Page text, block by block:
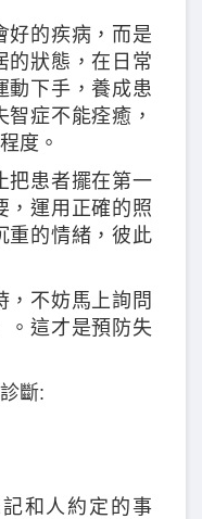
好的疾病，而是
的狀態，在日常
動下手，養成患
症不能痊癒，
度。
把患者擺在第一
，運用正確的照
重的情緒，彼此
，不妨馬上詢問
。這才是預防失
斷:
和人約定的事